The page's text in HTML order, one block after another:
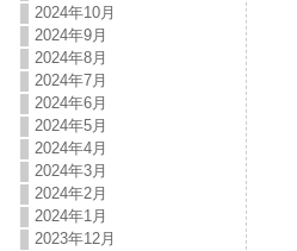
2024年10月
2024年9月
2024年8月
2024年7月
2024年6月
2024年5月
2024年4月
2024年3月
2024年2月
2024年1月
2023年12月